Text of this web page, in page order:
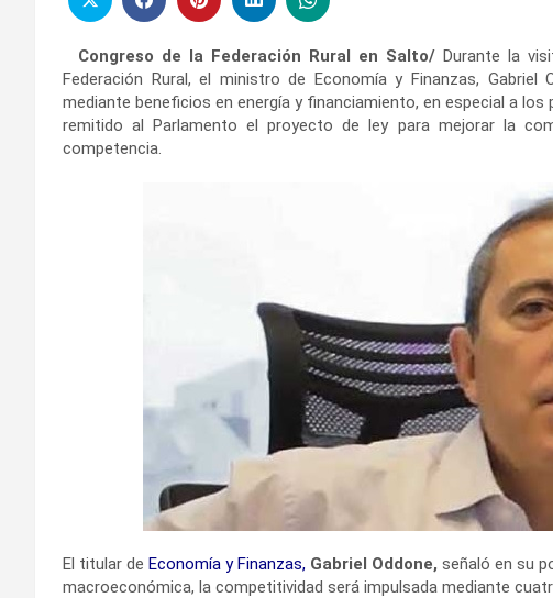
Congreso de la Federación Rural en Salto/Durante la
Federación Rural, el ministro de Economía y Finanzas,
mediante beneficios en energía y financiamiento, en especial a
remitido al Parlamento el proyecto de ley para mejorar la
competencia.
El titular de Economía y Finanzas, Gabriel Oddone, señaló en su
macroeconómica, la competitividad será impulsada mediante